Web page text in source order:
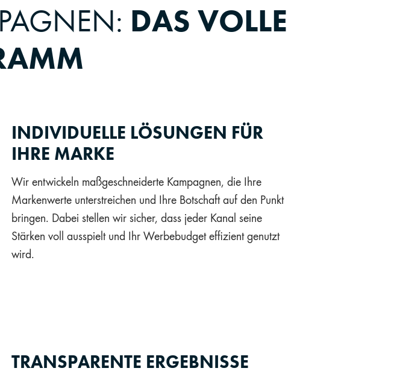
DAS VOLLE
INDIVIDUELLE LÖSUNGEN FÜR
IHRE MARKE
Wir entwickeln maßgeschneiderte Kampagnen, die Ihre
Markenwerte unterstreichen und Ihre Botschaft auf den Punkt
bringen. Dabei stellen wir sicher, dass jeder Kanal seine
Stärken voll ausspielt und Ihr Werbebudget effizient genutzt
wird.
TRANSPARENTE ERGEBNISSE